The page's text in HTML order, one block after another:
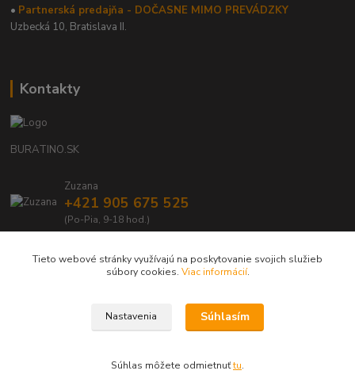
• Partnerská predajňa - DOČASNE MIMO PREVÁDZKY
Uzbecká 10, Bratislava II.
Kontakty
BURATINO.SK
Zuzana
+421 905 675 525
(Po-Pia, 9-18 hod.)
BURATINO.SK - Váš obľúbený e-shop s drevenými, eko hračkami a doplnkami
Tieto webové stránky využívajú na poskytovanie svojich služieb
súbory cookies. Viac informácií.
Nastavenia Súhlasím
Súhlas môžete odmietnuťtu.